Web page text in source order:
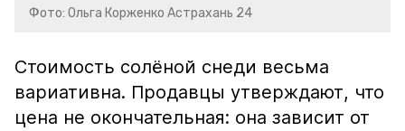
Фото: Ольга Корженко Астрахань 24
Стоимость солёной снеди весьма
вариативна. Продавцы утверждают, что
цена не окончательная: она зависит от